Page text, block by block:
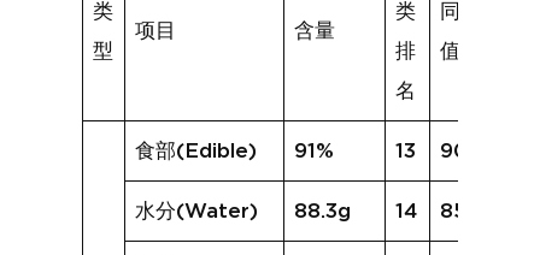
类
型
项目 含量
类
排
名
同类均
值
食部(Edible) 91% 13 90%
水分(Water) 88.3g 14 85.3g